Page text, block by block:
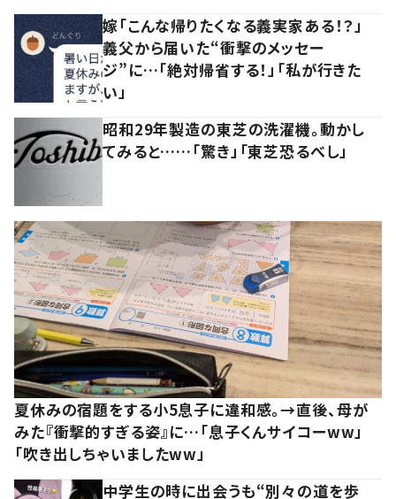
嫁「こんな帰りたくなる義実家ある！？」
義父から届いた“衝撃のメッセー
ジ”に…「絶対帰省する！」「私が行きた
い」
昭和29年製造の東芝の洗濯機。動かし
てみると……「驚き」「東芝恐るべし」
夏休みの宿題をする小5息子に違和感。→直後、母が
みた『衝撃的すぎる姿』に…「息子くんサイコーww」
「吹き出しちゃいましたww」
中学生の時に出会うも“別々の道を歩